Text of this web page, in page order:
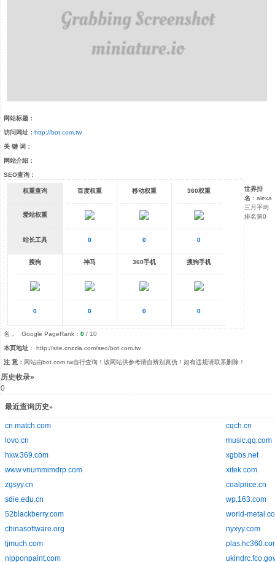
网站标题：
访问网址： http://bot.com.tw
关 键 词：
网站介绍：
SEO查询：
权重查询
爱站权重
站长工具
百度权重
0
移动权重
0
360权重
0
搜狗
0
神马
0
360手机
0
搜狗手机
0
世界排
名 ：alexa
三月平均
排名第0
名， Google PageRank： 0 / 10
本页地址 ： http://site.cnzzla.com/seo/bot.com.tw
注 意： 网站由bot.com.tw自行查询！该网站供参考请自辨别真伪！如有违规请联系删除！
历史收录»
0
最近查询历史»
cn.match.com
cqch.cn
lovo.cn
music.qq.com
hxw.369.com
xgbbs.net
www.vnummimdrp.com
xitek.com
zgsyy.cn
coalprice.cn
sdie.edu.cn
wp.163.com
52blackberry.com
world-
chinasoftware.org
nyxyy.com
tjmuch.com
nipponpaint.com